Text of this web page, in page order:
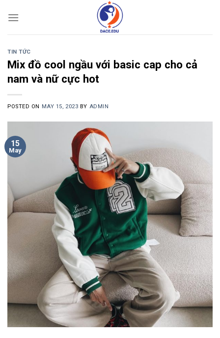
TIN TỨC
Mix đồ cool ngầu với basic cap cho cả
nam và nữ cực hot
POSTED ON MAY 15, 2023 BY ADMIN
15
May